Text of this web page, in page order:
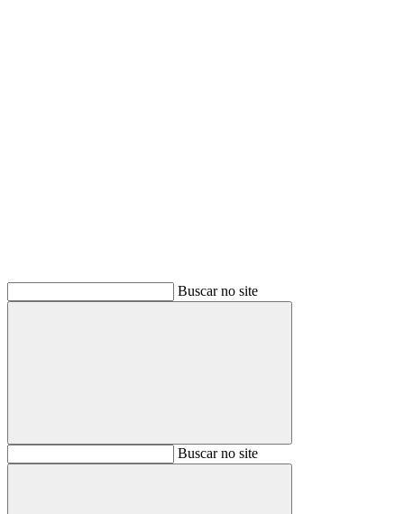
Buscar no site
BuscarBuscar no site